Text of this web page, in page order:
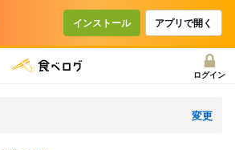
インストール アプリで開く
ログイン
変更